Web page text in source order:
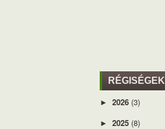
RÉGISÉGEK
► 2026 (3)
► 2025 (8)